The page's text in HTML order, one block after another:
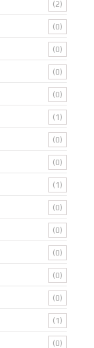
(2)
(0)
(0)
(0)
(0)
(1)
(0)
(0)
(1)
(0)
(0)
(0)
(0)
(0)
(1)
(0)